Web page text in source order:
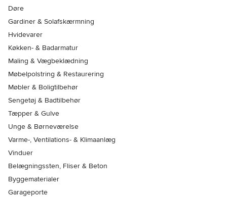
Døre
Gardiner & Solafskærmning
Hvidevarer
Køkken- & Badarmatur
Maling & Vægbeklædning
Møbelpolstring & Restaurering
Møbler & Boligtilbehør
Sengetøj & Badtilbehør
Tæpper & Gulve
Unge & Børneværelse
Varme-, Ventilations- & Klimaanlæg
Vinduer
Belægningssten, Fliser & Beton
Byggematerialer
Garageporte